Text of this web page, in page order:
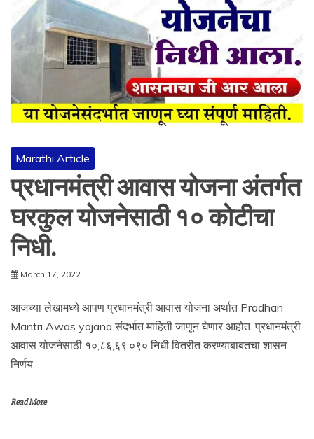
Marathi Article
प्रधानमंत्री आवास योजना अंतर्गत
घरकुल योजनेसाठी १० कोटीचा
निधी.
March 17, 2022
आजच्या लेखामध्ये आपण प्रधानमंत्री आवास योजना अर्थात Pradhan
Mantri Awas yojana संदर्भात माहिती जाणून घेणार आहोत. प्रधानमंत्री
आवास योजनेसाठी १०,८६,६९,०९० निधी वितरीत करण्याबाबतचा शासन
निर्णय
Read More